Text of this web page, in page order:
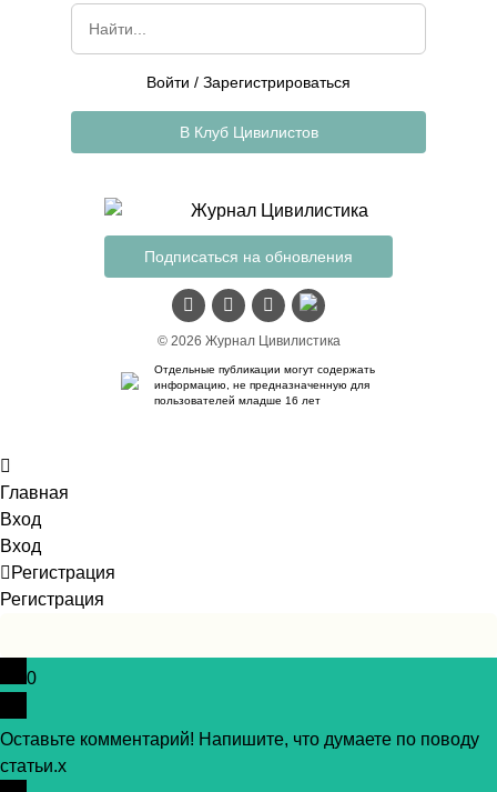
Подписаться на обновления
© 2026 Журнал Цивилистика
Отдельные публикации могут содержать
информацию, не предназначенную для
пользователей младше 16 лет
Войти / Зарегистрироваться
В Клуб Цивилистов
Главная
Вход
Вход
Регистрация
Регистрация
0
Оставьте комментарий! Напишите, что думаете по поводу
статьи.x